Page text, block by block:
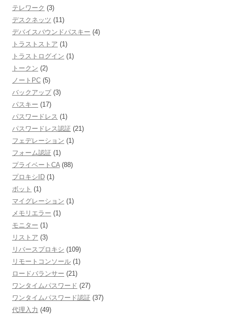
テレワーク (3)
デスクネッツ (11)
デバイスバウンドパスキー (4)
トラストストア (1)
トラストログイン (1)
トークン (2)
ノートPC (5)
バックアップ(3)
パスキー (17)
パスワードレス (1)
パスワードレス認証 (21)
フェデレーション (1)
フォーム認証 (1)
プライベートCA (88)
プロキシID (1)
ボット (1)
マイグレーション (1)
メモリエラー (1)
モニター (1)
リストア (3)
リバースプロキシ (109)
リモートコンソール (1)
ロードバランサー (21)
ワンタイムパスワード (27)
ワンタイムパスワード認証 (37)
代理入力 (49)